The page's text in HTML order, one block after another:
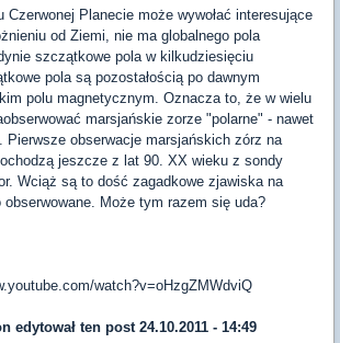
Czerwonej Planecie może wywołać interesujące
od Ziemi, nie ma globalnego pola
szczątkowe pola w kilkudziesięciu
pola są pozostałością po dawnym
polu magnetycznym. Oznacza to, że w wielu
marsjańskie zorze "polarne" - nawet
Pierwsze obserwacje marsjańskich zórz na
jeszcze z lat 90. XX wieku z sondy
Wciąż są to dość zagadkowe zjawiska na
obserwowane. Może tym razem się uda?
watch?v=oHzgZMWdviQ
edytował ten post 24.10.2011 - 14:49